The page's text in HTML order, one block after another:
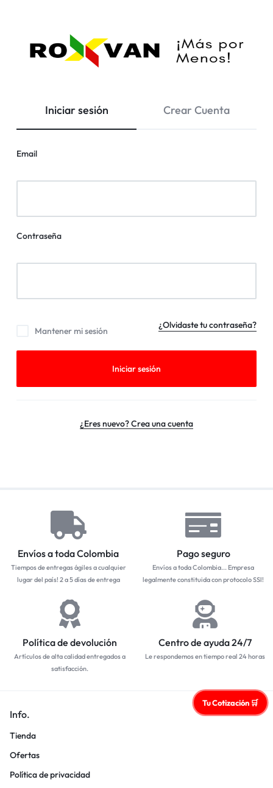
Menos!
Iniciar sesión Crear Cuenta
Email
Contraseña
Mantener mi sesión
¿Olvidaste tu contraseña?
Iniciar sesión
¿Eres nuevo? Crea una cuenta
Envíos a toda Colombia
Tiempos de entregas ágiles a cualquier
lugar del país! 2 a 5 días de entrega
Pago seguro
Envíos a toda Colombia... Empresa
legalmente constituida con protocolo SSl!
Política de devolución
Artículos de alta calidad entregados a
satisfacción.
Centro de ayuda 24/7
Le respondemos en tiempo real 24 horas
Info.
Tienda
Ofertas
Política de privacidad
Tu Cotización 🛒